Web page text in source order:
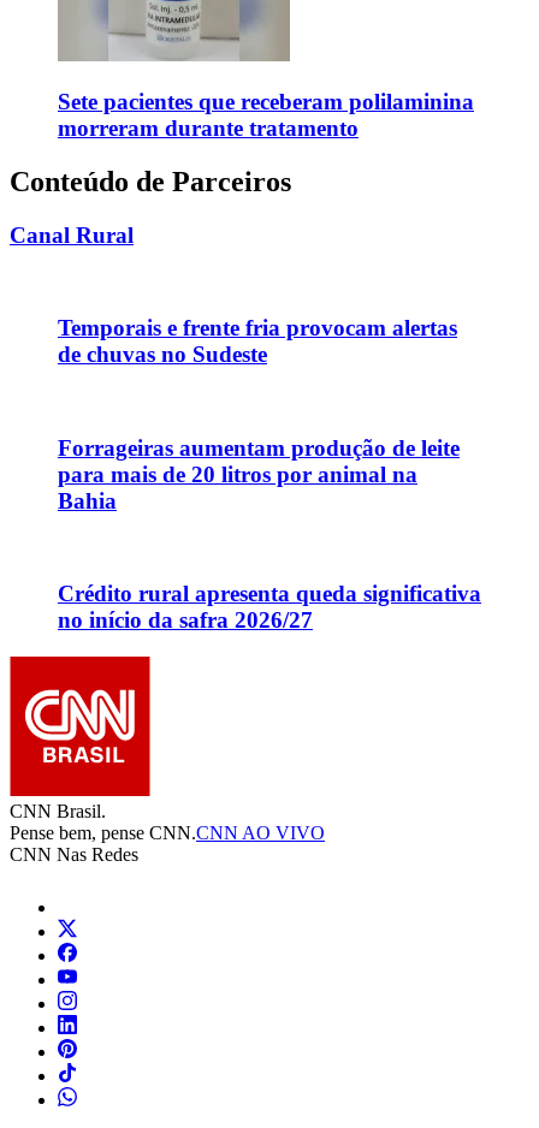
Sete pacientes que receberam polilaminina
morreram durante tratamento
Conteúdo de Parceiros
Canal Rural
Temporais e frente fria provocam alertas
de chuvas no Sudeste
Forrageiras aumentam produção de leite
para mais de 20 litros por animal na
Bahia
Crédito rural apresenta queda significativa
no início da safra 2026/27
CNN Brasil.
Pense bem, pense CNN.CNN AO VIVO
CNN Nas Redes